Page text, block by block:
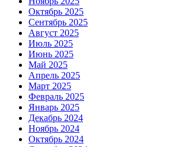
Октябрь 2025
Сентябрь 2025
Август 2025
Июль 2025
Июнь 2025
Май 2025
Апрель 2025
Март 2025
Февраль 2025
Январь 2025
Декабрь 2024
Ноябрь 2024
Октябрь 2024